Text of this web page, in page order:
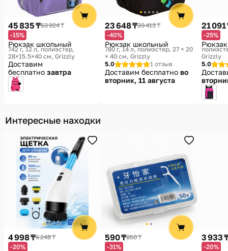
45 835 ₸53 924 ₸
-15%
Рюкзак школьный
742 г, 12 л, полиэстер,
28×15.5×40 см Grizzly
Доставим
бесплатно завтра
23 648 ₸39 413 ₸
-40%
Рюкзак школьный
780 г, 14 л, полиэстер, 27 × 20
× 40 см Grizzly
5.0
1 отзыв
Доставим бесплатно во
вторник, 11 августа
21 091
-25%
Grizzly
5.0
Интересные находки
4 998 ₸6 248 ₸
-20%
590 ₸850 ₸
-31%
3 933
-20%